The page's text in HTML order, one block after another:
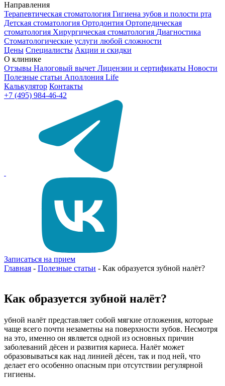
Направления
Терапевтическая стоматология Гигиена зубов и полости рта
Детская стоматология Ортодонтия Ортопедическая
стоматология Хирургическая стоматология Диагностика
Стоматологические услуги любой сложности
Цены Специалисты Акции и скидки
О клинике
Отзывы Налоговый вычет Лицензии и сертификаты Новости
Полезные статьи Аполлония Life
Калькулятор Контакты
+7 (495) 984-46-42
Записаться на прием
Главная - Полезные статьи - Как образуется зубной налёт?
Как образуется зубной налёт?
убной налёт представляет собой мягкие отложения, которые
чаще всего почти незаметны на поверхности зубов. Несмотря
на это, именно он является одной из основных причин
заболеваний дёсен и развития кариеса. Налёт может
образовываться как над линией дёсен, так и под ней, что
делает его особенно опасным при отсутствии регулярной
гигиены.